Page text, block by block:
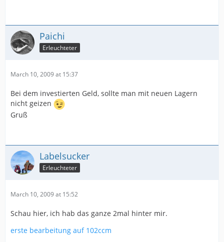
Paichi
Erleuchteter
March 10, 2009 at 15:37
Bei dem investierten Geld, sollte man mit neuen Lagern
nicht geizen
Gruß
Labelsucker
Erleuchteter
March 10, 2009 at 15:52
Schau hier, ich hab das ganze 2mal hinter mir.
erste bearbeitung auf 102ccm